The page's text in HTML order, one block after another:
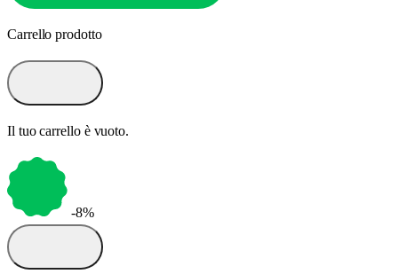
Carrello prodotto
Il tuo carrello è vuoto.
-8%